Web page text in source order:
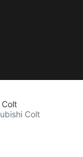
Colt
Colt